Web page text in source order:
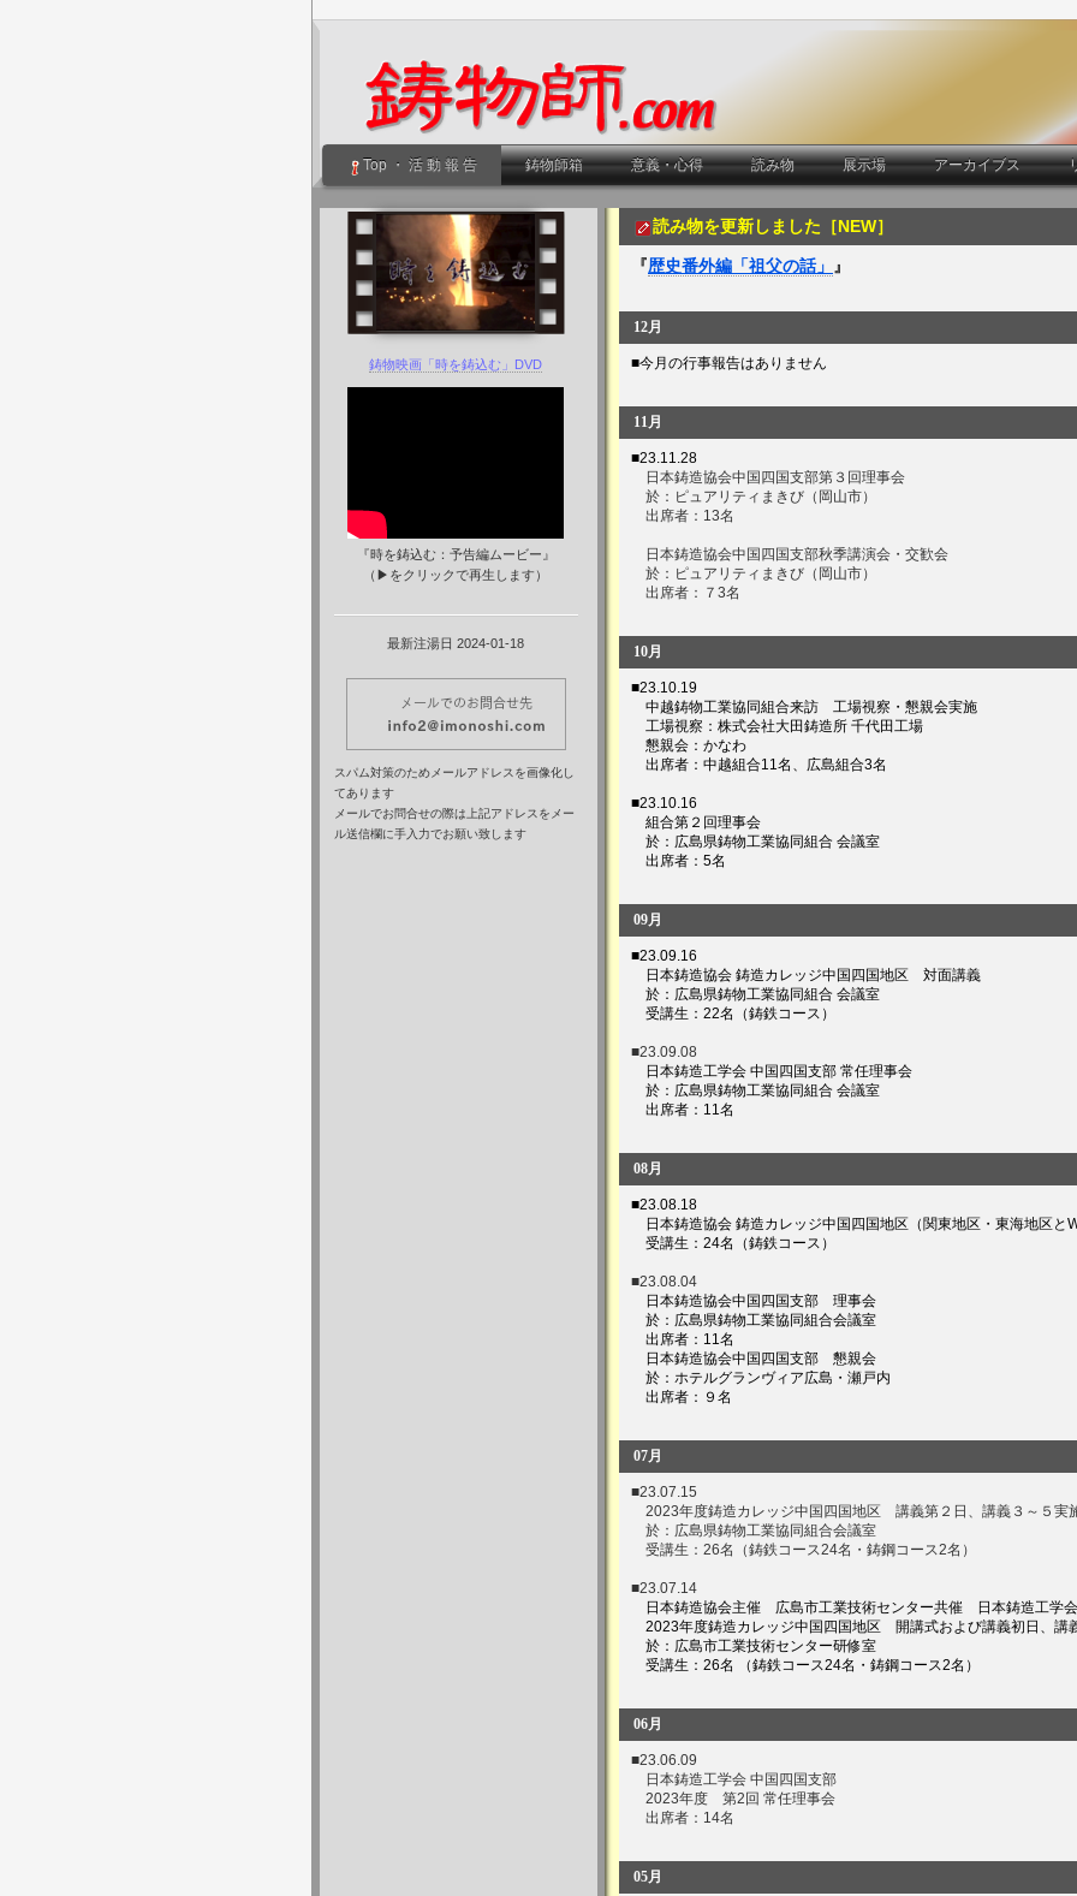
Top ・ 活 動 報 告 鋳物師箱 意義・心得 読み物 展示場 アーカイブス
読み物を更新しました［NEW］
『歴史番外編「祖父の話」 』
12月
■今月の行事報告はありません
11月
■23.11.28
日本鋳造協会中国四国支部第３回理事会
於：ピュアリティまきび（岡山市）
出席者：13名
日本鋳造協会中国四国支部秋季講演会・交歓会
於：ピュアリティまきび（岡山市）
出席者：７3名
10月
■23.10.19
中越鋳物工業協同組合来訪 工場視察・懇親会実施
工場視察：株式会社大田鋳造所 千代田工場
懇親会：かなわ
出席者：中越組合11名、広島組合3名
■23.10.16
組合第２回理事会
於：広島県鋳物工業協同組合 会議室
出席者：5名
09月
■23.09.16
日本鋳造協会 鋳造カレッジ中国四国地区 対面講義
於：広島県鋳物工業協同組合 会議室
受講生：22名（鋳鉄コース）
■23.09.08
日本鋳造工学会 中国四国支部 常任理事会
於：広島県鋳物工業協同組合 会議室
出席者：11名
08月
■23.08.18
日本鋳造協会 鋳造カレッジ中国四国地区（関東地区・東海地区と
受講生：24名（鋳鉄コース）
■23.08.04
日本鋳造協会中国四国支部 理事会
於：広島県鋳物工業協同組合会議室
出席者：11名
日本鋳造協会中国四国支部 懇親会
於：ホテルグランヴィア広島・瀬戸内
出席者：９名
07月
■23.07.15
2023年度鋳造カレッジ中国四国地区 講義第２日、講義３～５実
於：広島県鋳物工業協同組合会議室
受講生：26名（鋳鉄コース24名・鋳鋼コース2名）
■23.07.14
日本鋳造協会主催 広島市工業技術センター共催 日本鋳造工学
2023年度鋳造カレッジ中国四国地区 開講式および講義初日、講
於：広島市工業技術センター研修室
受講生：26名 （鋳鉄コース24名・鋳鋼コース2名）
06月
■23.06.09
日本鋳造工学会 中国四国支部
2023年度 第2回 常任理事会
出席者：14名
05月
鋳物映画「時を鋳込む」DVD
『時を鋳込む：予告編ムービー』
（▶をクリックで再生します）
最新注湯日2024-01-18
スパム対策のためメールアドレスを画像化し
てあります
メールでお問合せの際は上記アドレスを メー
ル送信欄に手入力でお願い致します